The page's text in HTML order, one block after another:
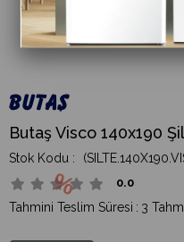
Butaş Visco 140x190
0.0
Tahmini Teslim Süresi : 3